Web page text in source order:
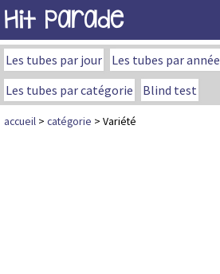
Hit Parade
Les tubes par jour Les tubes par année
Les tubes par catégorie
Blind test
accueil > catégorie > Variété